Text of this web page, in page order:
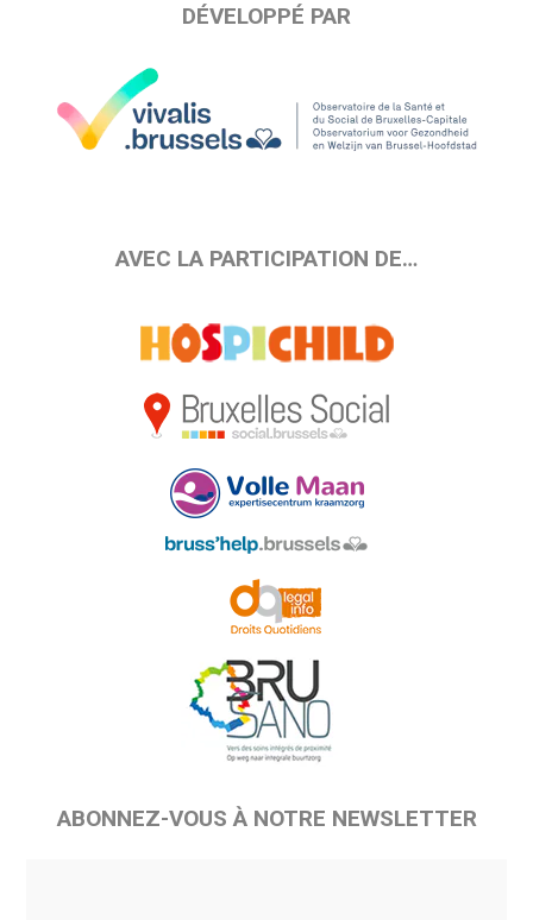
DÉVELOPPÉ PAR
AVEC LA PARTICIPATION DE…
ABONNEZ-VOUS À NOTRE NEWSLETTER